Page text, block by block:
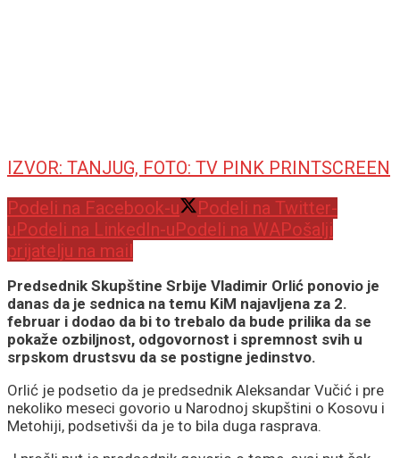
IZVOR: TANJUG, FOTO: TV PINK PRINTSCREEN
Podeli na Facebook-u
Podeli na Twitter-
uPodeli na LinkedIn-uPodeli na WAPošalji
prijatelju na mail
Predsednik Skupštine Srbije Vladimir Orlić ponovio je
danas da je sednica na temu KiM najavljena za 2.
februar i dodao da bi to trebalo da bude prilika da se
pokaže ozbiljnost, odgovornost i spremnost svih u
srpskom drustsvu da se postigne jedinstvo.
Orlić je podsetio da je predsednik Aleksandar Vučić i pre
nekoliko meseci govorio u Narodnoj skupštini o Kosovu i
Metohiji, podsetivši da je to bila duga rasprava.